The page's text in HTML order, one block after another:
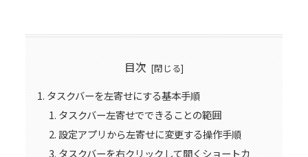
目次
タスクバーを左寄せにする基本手順
タスクバー左寄せでできることの範囲
設定アプリから左寄せに変更する操作手順
タスクバーを右クリックして開くショートカ